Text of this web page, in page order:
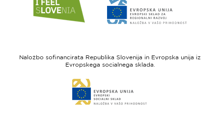
do
spletne
Slovenia
do
spletne
-
regionalni
Naložbo sofinancirata Republika Slovenija in Evropska unija iz
Evropskega socialnega sklada.
do
spletne